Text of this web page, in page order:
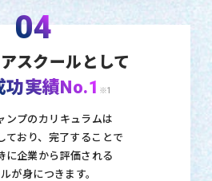
04
スクールとして
功実績No.1 ※1
ンプのカリキュラムは
おり、 完了することで
に企業から評価される
が身につきます。